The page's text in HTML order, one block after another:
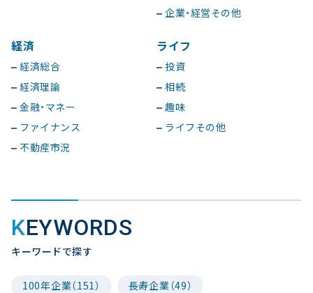
企業・経営その他
経済
経済総合
経済理論
金融・マネー
ファイナンス
不動産市況
ライフ
投資
相続
趣味
ライフその他
KEYWORDS
キーワードで探す
100年企業（151）
長寿企業（49）